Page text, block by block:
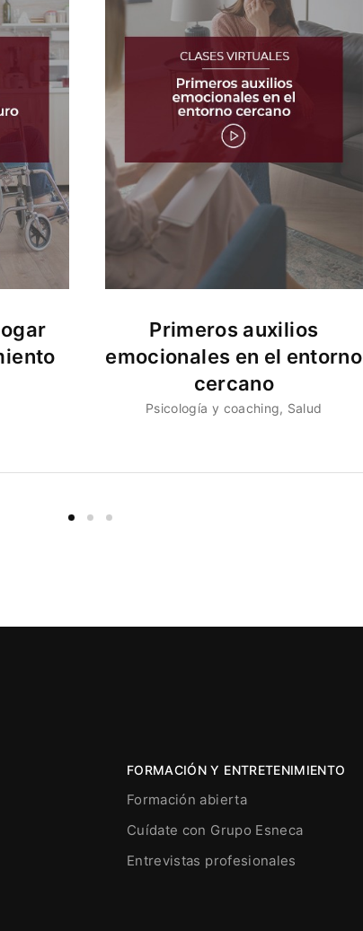
Primeros auxilios
emocionales en el entorno
cercano
Psicología y coaching Salud
FORMACIÓN Y ENTRETENIMIENTO
Formación abierta
Cuídate con Grupo Esneca
Entrevistas profesionales